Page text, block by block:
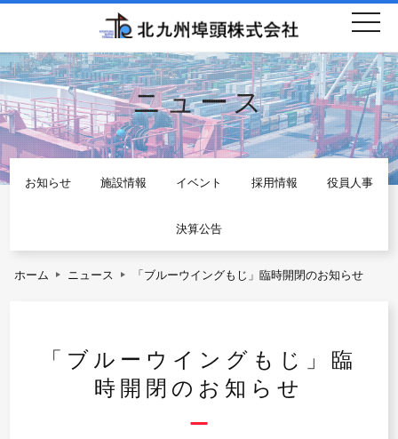
ニュース
お知らせ 施設情報 イベント 採用情報 役員人事
決算公告
ホーム ニュース 「ブルーウイングもじ」臨時開閉のお知らせ
「ブルーウイングもじ」臨
時開閉のお知らせ